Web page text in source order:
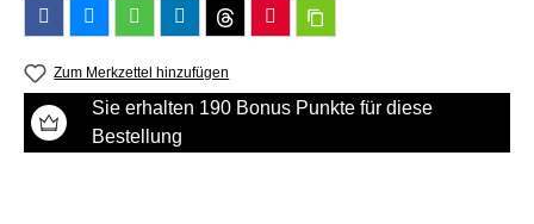
Zum Merkzettel hinzufügen
Sie erhalten 190 Bonus Punkte für diese
Bestellung